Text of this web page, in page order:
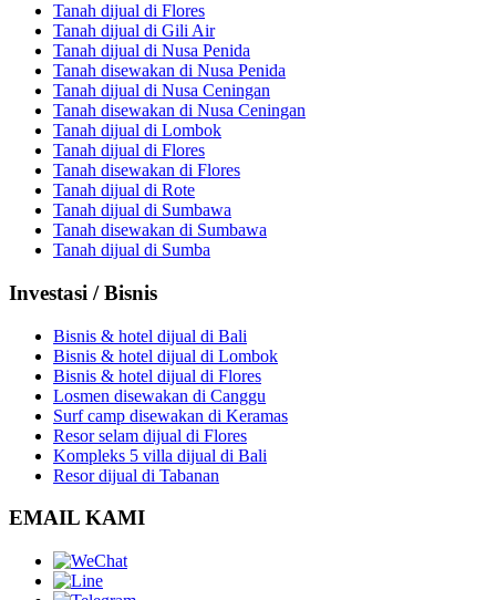
Tanah dijual di Flores
Tanah dijual di Gili Air
Tanah dijual di Nusa Penida
Tanah disewakan di Nusa Penida
Tanah dijual di Nusa Ceningan
Tanah disewakan di Nusa Ceningan
Tanah dijual di Lombok
Tanah dijual di Flores
Tanah disewakan di Flores
Tanah dijual di Rote
Tanah dijual di Sumbawa
Tanah disewakan di Sumbawa
Tanah dijual di Sumba
Investasi / Bisnis
Bisnis & hotel dijual di Bali
Bisnis & hotel dijual di Lombok
Bisnis & hotel dijual di Flores
Losmen disewakan di Canggu
Surf camp disewakan di Keramas
Resor selam dijual di Flores
Kompleks 5 villa dijual di Bali
Resor dijual di Tabanan
EMAIL KAMI